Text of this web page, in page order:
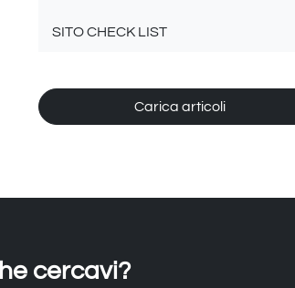
SITO CHECK LIST
Carica articoli
cercavi?